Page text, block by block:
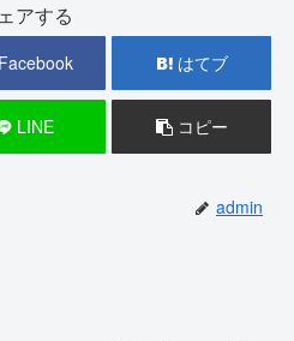
アする
Facebook はてブ
LINE コピー
admin